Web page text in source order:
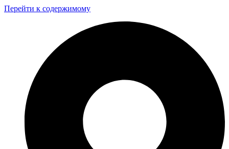
Перейти к содержимому